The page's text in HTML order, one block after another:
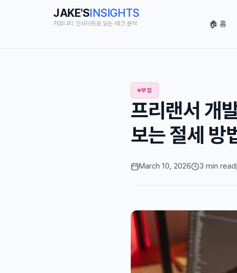
JAKE'SINSIGHTS
커뮤니티 인사이트로 읽는 테크 분석 🏠 홈
부업
프리랜서 개
보는 절세
March 10, 2026 3 min read